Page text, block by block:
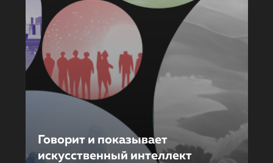
Говорит и показывает
искусственный интеллект